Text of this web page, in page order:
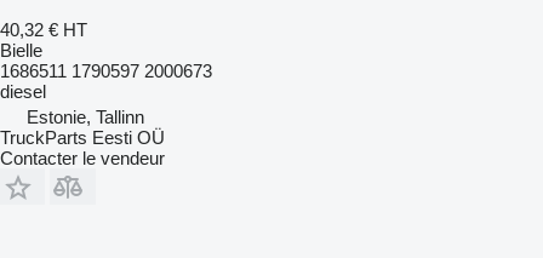
40,32 € HT
Bielle
1686511 1790597 2000673
diesel
Estonie, Tallinn
TruckParts Eesti OÜ
Contacter le vendeur